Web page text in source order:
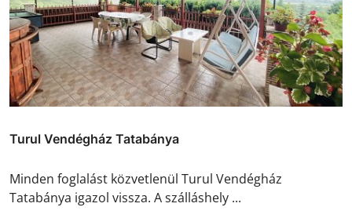
Turul Vendégház Tatabánya
Minden foglalást közvetlenül Turul Vendégház
Tatabánya igazol vissza. A szálláshely ...